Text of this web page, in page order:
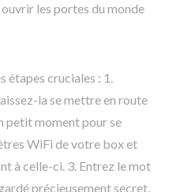
les portes du monde
étapes cruciales : 1.
la se mettre en route
petit moment pour se
WiFi de votre box et
à celle-ci. 3. Entrez le mot
précieusement secret,